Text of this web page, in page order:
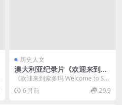
历史人文
澳大利亚纪录片《欢迎来到索
多玛 Welcome to Sodom 20
18》英语中英双字 官方纯净版
1080P/MKV/3.63G 电子垃圾
《欢迎来到索多玛 Welcome to So
dom 2018》 澳大利亚纪录片《...
6 月前 29.9